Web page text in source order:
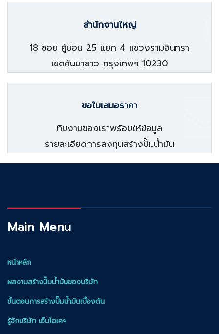
สำนักงานใหญ่
18 ซอย คู้บอน 25 แยก 4 แขวงรามอินทรา
เขตคันนายาว กรุงเทพฯ 10230
ขอใบเสนอราคา
ทีมงานของเราพร้อมให้ข้อมูล
รายละเอียดการลงทุนสร้างปั๊มน้ำมัน
Main Menu
หน้าหลัก
ผลงานสร้างปั๊มน้ำมันของบริษัท
ขั้นตอนการสร้างปั๊มน้ำมันเบื้องต้น
รู้จักบริษัท เอ็นโอเคฯ